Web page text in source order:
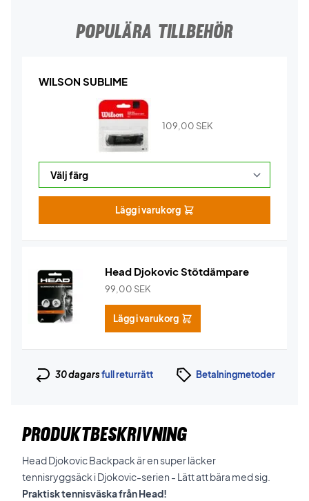
POPULÄRA TILLBEHÖR
WILSON SUBLIME
109,00 SEK
Lägg i varukorg
Head Djokovic Stötdämpare
99,00 SEK
Lägg i varukorg
30 dagarsfull returrätt Betalningmetoder
PRODUKTBESKRIVNING
Head Djokovic Backpack är en super läcker
tennisryggsäck i Djokovic-serien - Lätt att bära med sig.
Praktisk tennisväska från Head!